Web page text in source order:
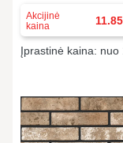
Akcijinė
kaina
Įprastinė kaina: nuo